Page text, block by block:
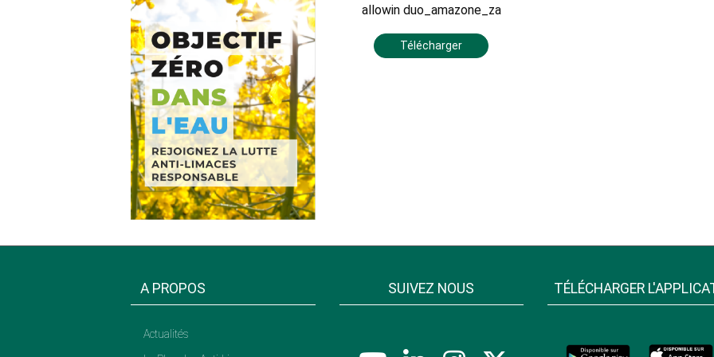
allowin duo_amazone_za
Télécharger
A PROPOS
Actualités
SUIVEZ NOUS TÉLÉCHARGER